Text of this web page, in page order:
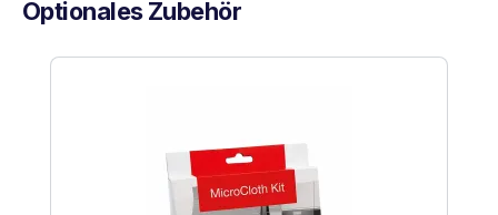
Optionales Zubehör
Produktgalerie überspringen